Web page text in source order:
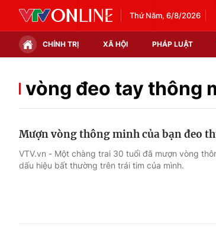
Thứ Năm, 6/8/2026
CHÍNH TRỊ XÃ HỘI PHÁP LUẬT
Chính trị Xã hội
Thế giới đó đây
Thị trường
vòng đeo tay thông
Mượn vòng thông minh của bạn đeo
VTV.vn - Một chàng trai 30 tuổi đã mượn vòng
dấu hiệu bất thường trên trái tim của mình.